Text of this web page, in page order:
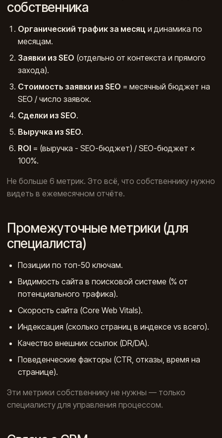
собственника
Органический трафик за месяц и динамика по
месяцам.
Заявки из SEO (отдельно от контекста и прямого
захода).
Стоимость заявки из SEO = месячный бюджет на
SEO / число заявок.
Сделки из SEO.
Выручка из SEO.
ROI = (выручка - SEO-бюджет) / SEO-бюджет ×
100%.
Не больше 6 метрик. Это всё, что собственнику нужно
видеть в ежемесячном отчёте.
Промежуточные метрики (для
специалиста)
Позиции по топ-50 ключам.
Видимость сайта в поисковой системе (% от
потенциального трафика).
Скорость сайта (Core Web Vitals).
Индексация (сколько страниц в индексе vs всего).
Качество внешних ссылок (DR/DA).
Поведенческие факторы (CTR, отказы, время на
странице).
Эти метрики собственнику не нужны — только
специалисту для управления процессом.